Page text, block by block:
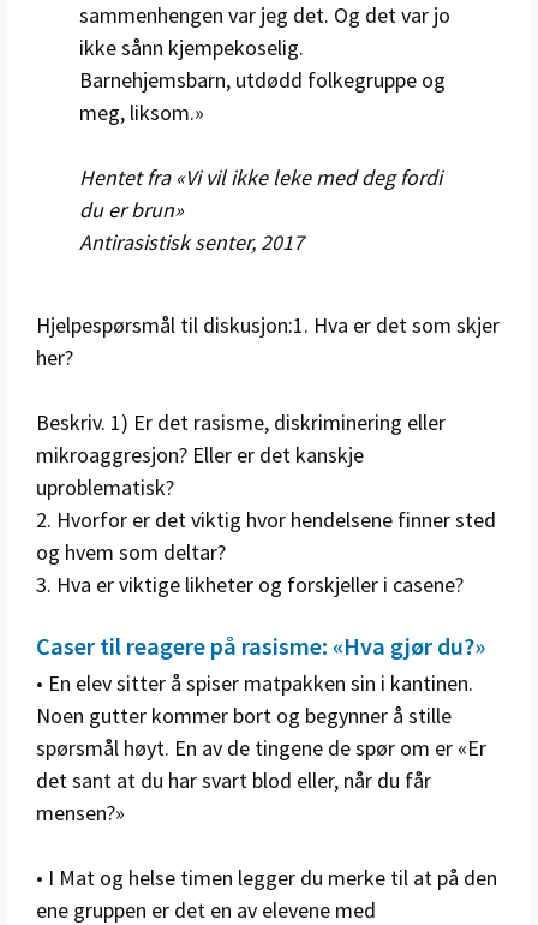
sammenhengen var jeg det. Og det var jo
ikke sånn kjempekoselig.
Barnehjemsbarn, utdødd folkegruppe og
meg, liksom.»
Hentet fra «Vi vil ikke leke med deg fordi
du er brun»
Antirasistisk senter, 2017
Hjelpespørsmål til diskusjon:1. Hva er det som skjer
her?
Beskriv. 1) Er det rasisme, diskriminering eller
mikroaggresjon? Eller er det kanskje
uproblematisk?
2. Hvorfor er det viktig hvor hendelsene finner sted
og hvem som deltar?
3. Hva er viktige likheter og forskjeller i casene?
Caser til reagere på rasisme: «Hva gjør du?»
• En elev sitter å spiser matpakken sin i kantinen.
Noen gutter kommer bort og begynner å stille
spørsmål høyt. En av de tingene de spør om er «Er
det sant at du har svart blod eller, når du får
mensen?»
• I Mat og helse timen legger du merke til at på den
ene gruppen er det en av elevene med